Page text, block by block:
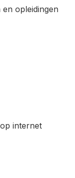
opleidingen
internet